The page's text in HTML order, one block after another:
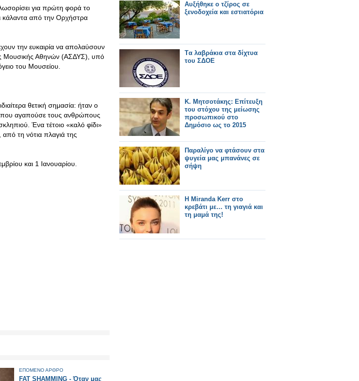
για πρώτη φορά το
κάλαντα από την Ορχήστρα
την ευκαιρία να απολαύσουν
Μουσικής Αθηνών (ΑΣΔΥΣ), υπό
του Μουσείου.
θετική σημασία: ήταν ο
που αγαπούσε τους ανθρώπους
Ένα τέτοιο «καλό φίδι»
τη νότια πλαγιά της
και 1 Ιανουαρίου.
ΕΠΟΜΕΝΟ ΑΡΘΡΟ
FAT SHAMMING - Όταν μας
Αυξήθηκε ο τζίρος σε
ξενοδοχεία και εστιατόρια
Tα λαβράκια στα δίχτυα
του ΣΔΟΕ
Κ. Μητσοτάκης: Επίτευξη
του στόχου της μείωσης
προσωπικού στο
Δημόσιο ως το 2015
Παραλίγο να φτάσουν στα
ψυγεία μας μπανάνες σε
σήψη
Η Miranda Kerr στο
κρεβάτι με… τη γιαγιά και
τη μαμά της!